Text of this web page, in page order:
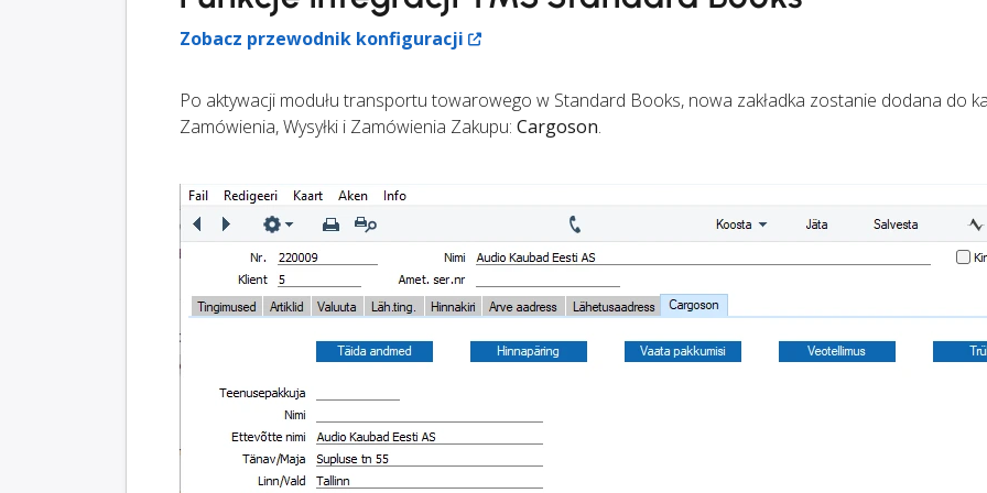
Zobacz przewodnik konfiguracji
Po aktywacji modułu transportu towarowego w Standard Books, nowa zakładka zostanie dodana do
Zamówienia, Wysyłki i Zamówienia Zakupu: Cargoson.